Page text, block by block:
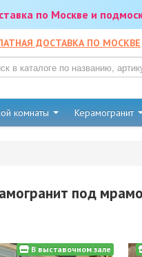
по Москве и
ДОСТАВКА ПО МОСКВЕ
комнаты Керамогранит
под
В выставочном зале